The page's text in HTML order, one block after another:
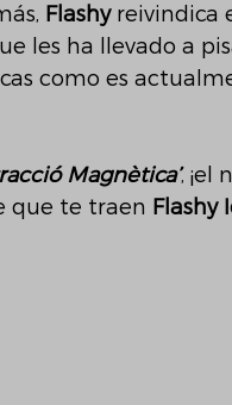
Flashy reivindica
les ha llevado a
como es
Magnètica’, ¡el
que te traen Flashy